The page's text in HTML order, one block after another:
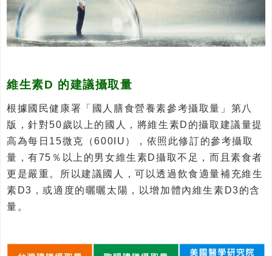
維生素D 的建議攝取量
根據國民健康署「國人膳食營養素參考攝取量」第八
版，針對50歲以上的國人，將維生素D的攝取建議量提
高為每日15微克（600IU），依照此修訂的參考攝取
量，有75％以上的男女維生素D攝取不足，而且素食者
更是嚴重。所以建議國人，可以透過飲食適量補充維生
素D3，或適度的曬曬太陽，以增加體內維生素D3的含
量。